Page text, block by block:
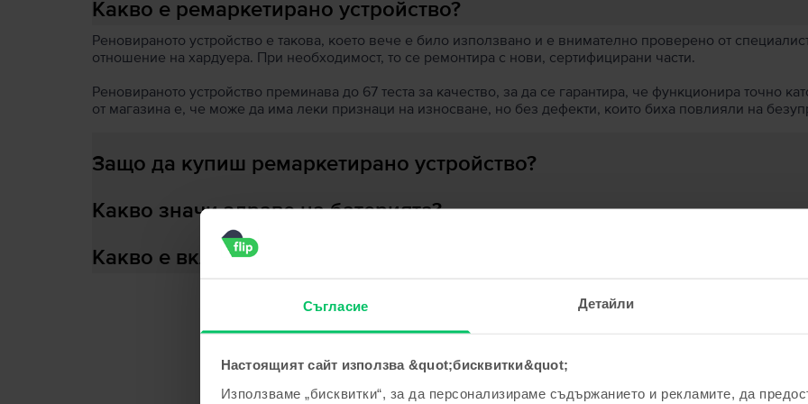
Съгласие Детайли
Настоящият сайт използва &quot;бисквитки&quot;
Използваме „бисквитки“, за да персонализираме съдържанието и рекламите, да
Какво е ремаркетирано устройство?
Реновираното устройство е такова, което вече е било използвано и е внимателно проверено от
отношение на хардуера. При необходимост, то се ремонтира с нови, сертифицирани части.
Реновираното устройство преминава до 67 теста за качество, за да се гарантира, че функционира точно
от магазина е, че може да има леки признаци на износване, но без дефекти, които биха повлияли на
Защо да купиш ремаркетирано устройство?
Какво значи здраве на батерията?
Какво е включено в кутията?
Сходни продукти с твоето